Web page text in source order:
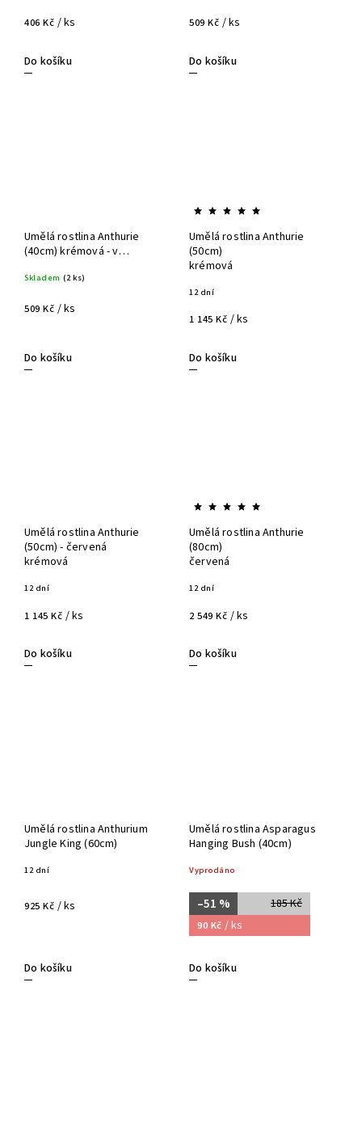
406 Kč / ks
Do košíku
509 Kč / ks
Do košíku
Umělá rostlina Anthurie
(40cm) krémová - v
Skladem (2 ks)
509 Kč / ks
Do košíku
Umělá rostlina Anthurie
(50cm)
krémová
12 dní
1 145 Kč / ks
Do košíku
Umělá rostlina Anthurie
(50cm) - červená
krémová
12 dní
1 145 Kč / ks
Do košíku
Umělá rostlina Anthurie
(80cm)
červená
12 dní
2 549 Kč / ks
Do košíku
Umělá rostlina Anthurium
Jungle King (60cm)
12 dní
925 Kč / ks
Do košíku
Umělá rostlina Asparagus
Hanging Bush (40cm)
Vyprodáno
185 Kč
–51 %
90 Kč / ks
Do košíku